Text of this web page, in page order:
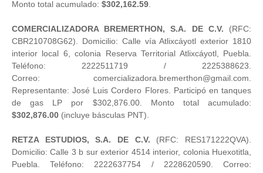
Monto total acumulado: $302,162.59
COMERCIALIZADORA BREMERTHON, S.A. DE C.V. (RFC:
CBR210708G62). Domicilio: Calle vía Atlixcáyotl exterior 1810
interior local 6, colonia Reserva Territorial Atlixcáyotl, Puebla.
Teléfono: 2222511719 / 2225388623.
Correo: comercializadora.bremerthon@gmail.com.
Representante: José Luis Cordero Flores. Participó en tanques
de gas LP por $302,876.00. Monto total acumulado:
$302,876.00 (incluye básculas PNT).
RETZA ESTUDIOS, S.A. DE C.V. (RFC: RES171222QVA).
Domicilio: Calle 3 b sur exterior 4514 interior, colonia Huexotitla,
Puebla. Teléfono: 2222637754 / 2228620590. Correo: